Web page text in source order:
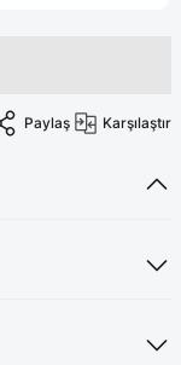
Jogger Scrubs
Likralı
Paylaş Karşılaştır